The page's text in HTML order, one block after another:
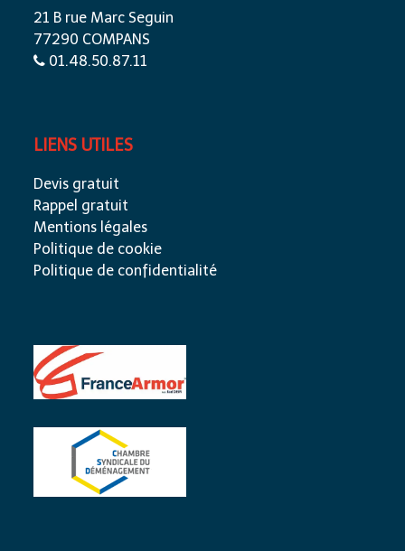
21 B rue Marc Seguin
77290 COMPANS
01.48.50.87.11
LIENS UTILES
Devis gratuit
Rappel gratuit
Mentions légales
Politique de cookie
Politique de confidentialité